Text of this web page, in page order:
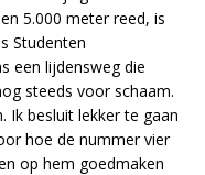
5.000 meter reed, is
Studenten
een lijdensweg die
steeds voor schaam.
Ik besluit lekker te gaan
hoe de nummer vier
op hem goedmaken